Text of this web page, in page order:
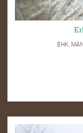
EHK,